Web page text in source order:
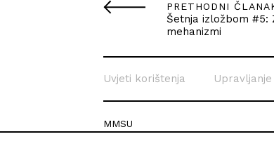
PRETHODNI
Šetnja izložbom #5:
mehanizmi
Uvjeti korištenja Upravljanje
MMSU